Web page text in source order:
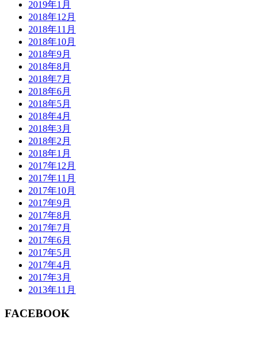
2019年1月
2018年12月
2018年11月
2018年10月
2018年9月
2018年8月
2018年7月
2018年6月
2018年5月
2018年4月
2018年3月
2018年2月
2018年1月
2017年12月
2017年11月
2017年10月
2017年9月
2017年8月
2017年7月
2017年6月
2017年5月
2017年4月
2017年3月
2013年11月
FACEBOOK